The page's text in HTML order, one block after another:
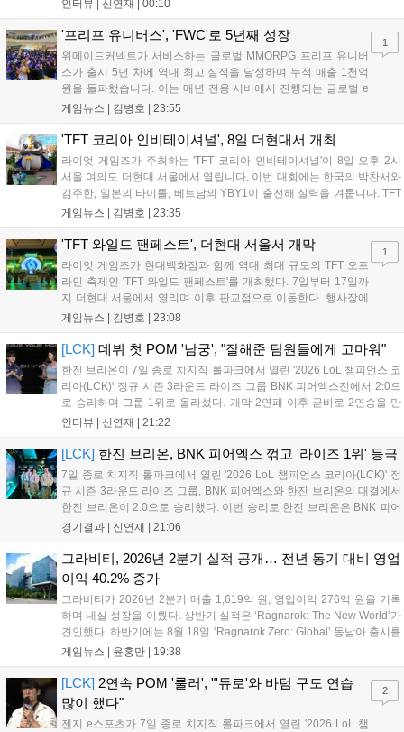
LoL 챔피언스 코리아(LCK)'...
인터뷰 | 신연재 00:10
'프리프 유니버스', 'FWC'로 5년째 성장
위메이드커넥트가 서비스하는 글로벌 MMORPG 프리프 유니버
스가 출시 5년 차에 역대 최고 실적을 달성하며 누적 매출 1천억
원을 돌파했습니다. 이는 매년 전용 서버에서 진행되는 글로벌 e
스포츠 대회 FWC의 영향이 큽니다. FWC는 이용자가 동일한 조
은 전년 대비 매출과 이용자 지표가 대폭 상승하는 성과를 냈습니
다. 오는 10월 필리핀 마닐라에서 총상금 11만 달러 규모의 제4회
FWC 그랜드 파이널이 개최될 예정이며, 위메이드커넥트는 이를
통해 커뮤니티 중심의 장기 성장 모델을 지속할 방침입니다....
게임뉴스 | 김병호 23:55
1
'TFT 코리아 인비테이셔널', 8일 더현대서 개최
라이엇 게임즈가 주최하는 'TFT 코리아 인비테이셔널'이 8일 오후 2시
서울 여의도 더현대 서울에서 열립니다. 이번 대회에는 한국의 박찬서와
김주한, 일본의 타이틀, 베트남의 YBY1이 출전해 실력을 겨룹니다. TFT
는 소속팀 없이 개인 자격으로 참가하는 독특한 대회 구조를 가지며, 누
17일까지 이어지는 이번 행사는 신규 세트 체험과 공연 등 다양한 즐길
거리를 제공하며, 이후 현대백화점 판교점에서도 행사가 이어질 예정입
니다. 연말에는 라스베이거스 오픈이 개최됩니다....
게임뉴스 | 김병호 23:35
'TFT 와일드 팬페스트', 더현대 서울서 개막
라이엇 게임즈가 현대백화점과 함께 역대 최대 규모의 TFT 오프
라인 축제인 'TFT 와일드 팬페스트'를 개최했다. 7일부터 17일까
지 더현대 서울에서 열리며 이후 판교점으로 이동한다. 행사장에
는 체험, 스페셜, 무대 존이 마련됐으며 8일 오후 2시 인비테이셔
연 등 다채로운 일정이 준비되어 있다. 사전 예약은 조기 마감될
만큼 큰 인기를 끌고 있다....
게임뉴스 | 김병호 23:08
1
[LCK] 데뷔 첫 POM '남궁', "잘해준 팀원들에게 고마워"
한진 브리온이 7일 종로 치지직 롤파크에서 열린 '2026 LoL 챔피언스 코
리아(LCK)' 정규 시즌 3라운드 라이즈 그룹 BNK 피어엑스전에서 2:0으
로 승리하며 그룹 1위로 올라섰다. 개막 2연패 이후 곧바로 2연승을 만
들어내면서 이어질 4라운드에 대한 기대감을 올렸다. 다음은 이날 데뷔
인터뷰 | 신연재 21:22
[LCK] 한진 브리온, BNK 피어엑스 꺾고 '라이즈 1위' 등극
7일 종로 치지직 롤파크에서 열린 '2026 LoL 챔피언스 코리아(LCK)' 정
규 시즌 3라운드 라이즈 그룹, BNK 피어엑스와 한진 브리온의 대결에서
한진 브리온이 2:0으로 승리했다. 이번 승리로 한진 브리온은 BNK 피어
엑스를 제치고 라이즈 그룹 1위로 올라섰다. 1세트, 한진 브리온이 '로머'
경기결과 | 신연재 21:06
그라비티, 2026년 2분기 실적 공개… 전년 동기 대비 영업
이익 40.2% 증가
그라비티가 2026년 2분기 매출 1,619억 원, 영업이익 276억 원을 기록
하며 내실 성장을 이뤘다. 상반기 실적은 ‘Ragnarok: The New World’가
견인했다. 하반기에는 8월 18일 ‘Ragnarok Zero: Global’ 동남아 출시를
시작으로 9월 3일 ‘달려라 헤베레케 EX’, 9월 22일 ‘갈바테인’ 등 다양한
이’ 출시가 예정돼 있으며, 2027년에는 ‘Ragnarok 3’ 등 대작을 글로벌
출시할 계획이다. 그라비티는 조인트벤처 설립과 라그나로크 에코 시스
템 구축을 통해 신성장 동력을 확보할 방침이다....
게임뉴스 | 윤홍만 19:38
[LCK] 2연속 POM '룰러', "'듀로'와 바텀 구도 연습
많이 했다"
젠지 e스포츠가 7일 종로 치지직 롤파크에서 열린 '2026 LoL 챔
2